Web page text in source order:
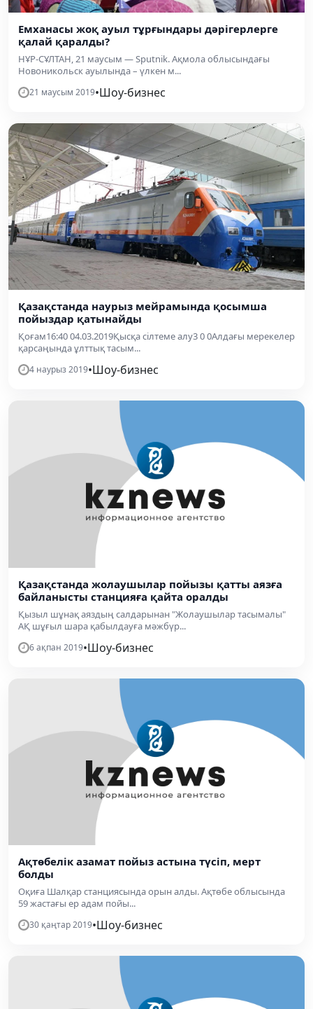
Емханасы жоқ ауыл тұрғындары дәрігерлерге
қалай қаралды?
НҰР-СҰЛТАН, 21 маусым — Sputnik. Ақмола облысындағы
Новоникольск ауылында – үлкен м...
21 маусым 2019•Шоу-бизнес
Қазақстанда наурыз мейрамында қосымша
пойыздар қатынайды
Қоғам16:40 04.03.2019Қысқа сілтеме алу3 0 0Алдағы мерекелер
қарсаңында ұлттық тасым...
4 наурыз 2019•Шоу-бизнес
Қазақстанда жолаушылар пойызы қатты аязға
байланысты станцияға қайта оралды
Қызыл шұнақ аяздың салдарынан "Жолаушылар тасымалы"
АҚ шұғыл шара қабылдауға мәжбүр...
6 ақпан 2019•Шоу-бизнес
Ақтөбелік азамат пойыз астына түсіп, мерт
болды
Оқиға Шалқар станциясында орын алды. Ақтөбе облысында
59 жастағы ер адам пойы...
30 қаңтар 2019•Шоу-бизнес